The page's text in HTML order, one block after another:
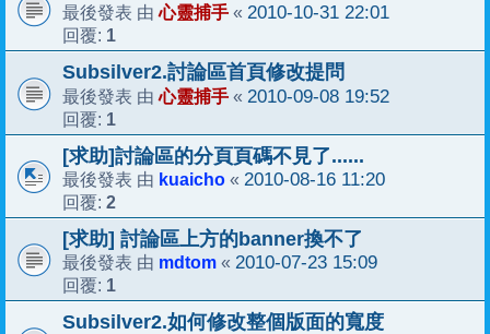
最後發表 由心靈捕手 « 2010-10-31 22:01
回覆: 1
Subsilver2.討論區首頁修改提問
最後發表 由心靈捕手 « 2010-09-08 19:52
回覆: 1
[求助]討論區的分頁頁碼不見了......
最後發表 由 kuaicho « 2010-08-16 11:20
回覆: 2
[求助] 討論區上方的banner換不了
最後發表 由 mdtom « 2010-07-23 15:09
回覆: 1
Subsilver2.如何修改整個版面的寬度